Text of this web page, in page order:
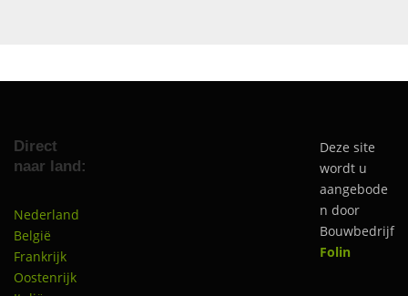
Direct
naar land:
Nederland
België
Frankrijk
Oostenrijk
Deze site
wordt u
aangebode
n door
Bouwbedrijf
Folin